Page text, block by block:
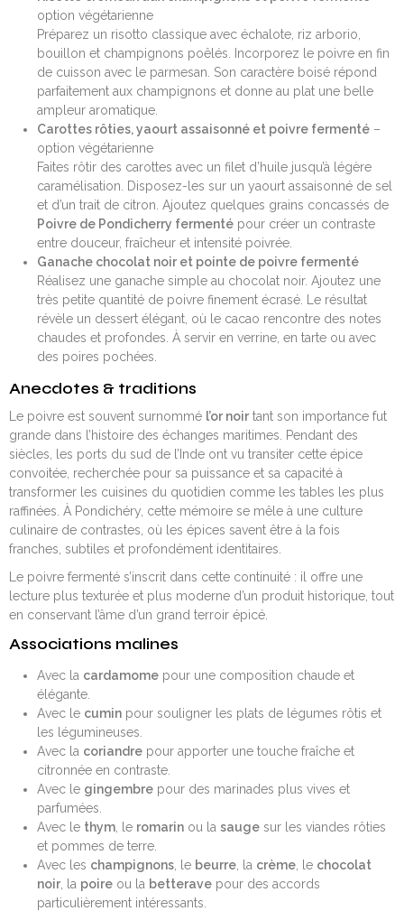
option végétarienne
Préparez un risotto classique avec échalote, riz arborio,
bouillon et champignons poêlés. Incorporez le poivre en fin
de cuisson avec le parmesan. Son caractère boisé répond
parfaitement aux champignons et donne au plat une belle
ampleur aromatique.
Carottes rôties, yaourt assaisonné et poivre fermenté–
option végétarienne
Faites rôtir des carottes avec un filet d’huile jusqu’à légère
caramélisation. Disposez-les sur un yaourt assaisonné de sel
et d’un trait de citron. Ajoutez quelques grains concassés de
Poivre de Pondicherry fermentépour créer un contraste
entre douceur, fraîcheur et intensité poivrée.
Ganache chocolat noir et pointe de poivre fermenté
Réalisez une ganache simple au chocolat noir. Ajoutez une
très petite quantité de poivre finement écrasé. Le résultat
révèle un dessert élégant, où le cacao rencontre des notes
chaudes et profondes. À servir en verrine, en tarte ou avec
des poires pochées.
Anecdotes & traditions
Le poivre est souvent surnommé l’or noir tant son importance fut
grande dans l’histoire des échanges maritimes. Pendant des
siècles, les ports du sud de l’Inde ont vu transiter cette épice
convoitée, recherchée pour sa puissance et sa capacité à
transformer les cuisines du quotidien comme les tables les plus
raffinées. À Pondichéry, cette mémoire se mêle à une culture
culinaire de contrastes, où les épices savent être à la fois
franches, subtiles et profondément identitaires.
Le poivre fermenté s’inscrit dans cette continuité : il offre une
lecture plus texturée et plus moderne d’un produit historique, tout
en conservant l’âme d’un grand terroir épicé.
Associations malines
Avec la cardamomepour une composition chaude et
élégante.
Avec le cuminpour souligner les plats de légumes rôtis et
les légumineuses.
Avec la coriandrepour apporter une touche fraîche et
citronnée en contraste.
Avec le gingembrepour des marinades plus vives et
parfumées.
Avec le thym, le romarinou la saugesur les viandes rôties
et pommes de terre.
Avec les champignons, le beurre, la crème, le chocolat
noir, la poireou la betteravepour des accords
particulièrement intéressants.